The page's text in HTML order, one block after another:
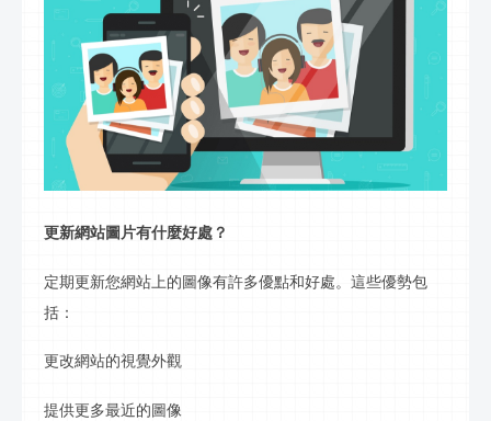
更新網站圖片有什麼好處？
定期更新您網站上的圖像有許多優點和好處。這些優勢包
括：
更改網站的視覺外觀
提供更多最近的圖像